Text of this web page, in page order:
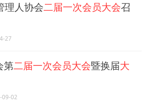
理人协会二届一次会员大会召
27
第二届一次会员大会暨换届大
09-02